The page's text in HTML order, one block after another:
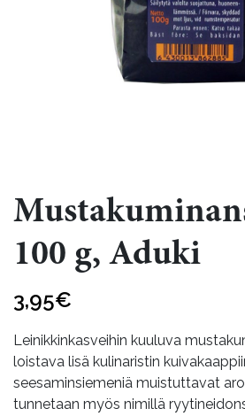
100 g, Aduki
3,95€
Leinikkinkasveihin kuuluva
loistava lisä kulinaristin
seesaminsiemeniä muistuttavat
tunnetaan myös nimillä